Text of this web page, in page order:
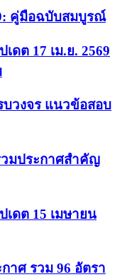
คู่มือฉบับสมบูรณ์
ดต 17 เม.ย. 2569
บวงจร แนวข้อสอบ
วมประกาศสำคัญ
ดต 15 เมษายน
าศ รวม 96 อัตรา